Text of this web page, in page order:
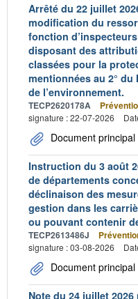
Arrêté du 22 juillet
modification du
fonction
disposant des
classées pour la
mentionnées au 2° du
de l’environnement.
TECP2620178A
signature : 22-07-2026
Document principal
Instruction du 3 août
de départements
déclinaison des
gestion dans les
ou pouvant contenir
TECP2613486J
signature : 03-08-2026
Document principal
Note du 24 juillet